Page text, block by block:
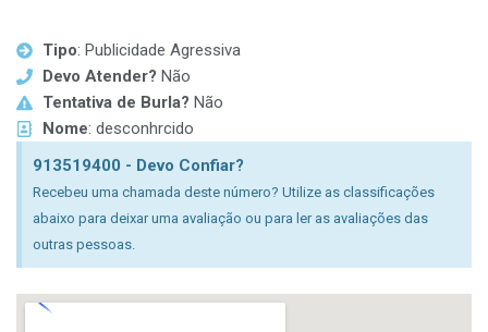
Tipo: Publicidade Agressiva
Devo Atender? Não
Tentativa de Burla? Não
Nome: desconhrcido
913519400 - Devo Confiar?
Recebeu uma chamada deste número? Utilize as classificações
abaixo para deixar uma avaliação ou para ler as avaliações das
outras pessoas.